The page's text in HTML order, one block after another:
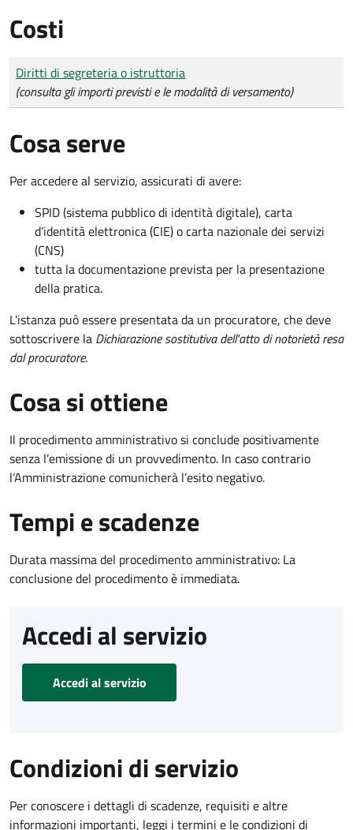
Costi
Tipo di pagamento
Importo
Diritti di segreteria o istruttoria
(consulta gli importi previsti e le modalità di versamento)
Cosa serve
Per accedere al servizio, assicurati di avere:
SPID (sistema pubblico di identità digitale), carta
d’identità elettronica (CIE) o carta nazionale dei servizi
(CNS)
tutta la documentazione prevista per la presentazione
della pratica.
L'istanza può essere presentata da un procuratore, che deve
sottoscrivere la Dichiarazione sostitutiva dell'atto di notorietà resa
dal procuratore.
Cosa si ottiene
Il procedimento amministrativo si conclude positivamente
senza l’emissione di un provvedimento. In caso contrario
l’Amministrazione comunicherà l’esito negativo.
Tempi e scadenze
Durata massima del procedimento amministrativo: La
conclusione del procedimento è immediata.
Accedi al servizio
Accedi al servizio
Condizioni di servizio
Per conoscere i dettagli di scadenze, requisiti e altre
informazioni importanti, leggi i termini e le condizioni di